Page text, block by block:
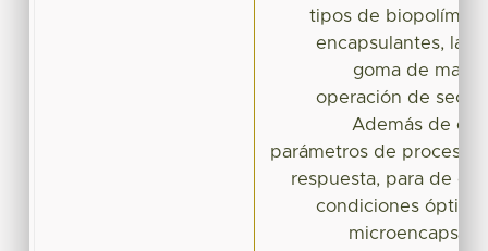
tipos de
encapsulantes, la
goma de
operación de
Además de
parámetros de proceso
respuesta, para de
condiciones